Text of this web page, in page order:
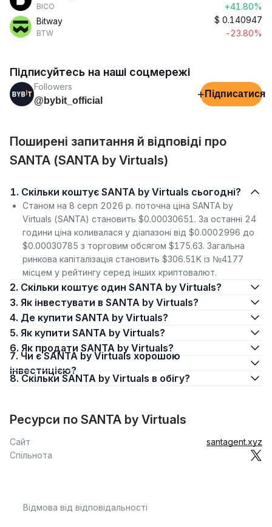
BICO
+41.80%
Bitway
BTW
$ 0.140947
-23.80%
Підписуйтесь на наші соцмережі
Followers
@bybit_official
+ Підписатися
Поширені запитання й відповіді про
SANTA (SANTA by Virtuals)
1. Скільки коштує SANTA by Virtuals сьогодні?
Станом на 8 серп 2026 р. поточна ціна SANTA by
Virtuals (SANTA) становить $0.00030651. За останні 24
години ціна коливалася у діапазоні від $0.0002996 до
$0.00030785 з торговим обсягом $175.63. Загальна
ринкова капіталізація становить $306.51K із №4177
місцем у рейтингу серед інших криптовалют.
2. Скільки коштує один SANTA by Virtuals?
3. Як інвестувати в SANTA by Virtuals?
4. Де купити SANTA by Virtuals?
5. Як купити SANTA by Virtuals?
6. Як продати SANTA by Virtuals?
7. Чи є SANTA by Virtuals хорошою
інвестицією?
8. Скільки SANTA by Virtuals в обігу?
Ресурси по SANTA by Virtuals
Сайт
santagent.xyz
Спільнота
Відмова від відповідальності